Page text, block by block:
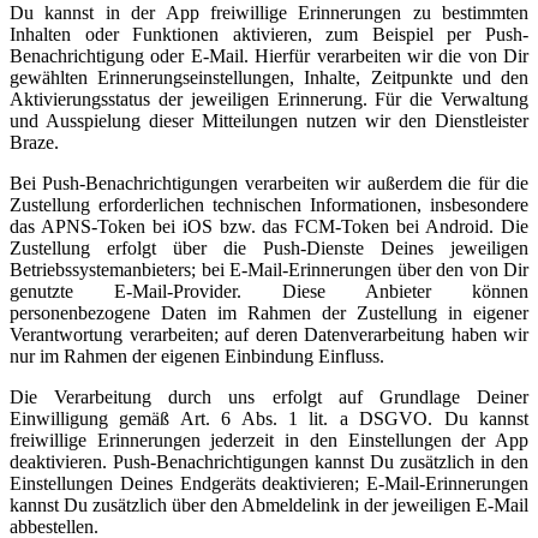
Du kannst in der App freiwillige Erinnerungen zu bestimmten
Inhalten oder Funktionen aktivieren, zum Beispiel per Push-
Benachrichtigung oder E-Mail. Hierfür verarbeiten wir die von Dir
gewählten Erinnerungseinstellungen, Inhalte, Zeitpunkte und den
Aktivierungsstatus der jeweiligen Erinnerung. Für die Verwaltung
und Ausspielung dieser Mitteilungen nutzen wir den Dienstleister
Braze.
Bei Push-Benachrichtigungen verarbeiten wir außerdem die für die
Zustellung erforderlichen technischen Informationen, insbesondere
das APNS-Token bei iOS bzw. das FCM-Token bei Android. Die
Zustellung erfolgt über die Push-Dienste Deines jeweiligen
Betriebssystemanbieters; bei E-Mail-Erinnerungen über den von Dir
genutzte E-Mail-Provider. Diese Anbieter können
personenbezogene Daten im Rahmen der Zustellung in eigener
Verantwortung verarbeiten; auf deren Datenverarbeitung haben wir
nur im Rahmen der eigenen Einbindung Einfluss.
Die Verarbeitung durch uns erfolgt auf Grundlage Deiner
Einwilligung gemäß Art. 6 Abs. 1 lit. a DSGVO. Du kannst
freiwillige Erinnerungen jederzeit in den Einstellungen der App
deaktivieren. Push-Benachrichtigungen kannst Du zusätzlich in den
Einstellungen Deines Endgeräts deaktivieren; E-Mail-Erinnerungen
kannst Du zusätzlich über den Abmeldelink in der jeweiligen E-Mail
abbestellen.